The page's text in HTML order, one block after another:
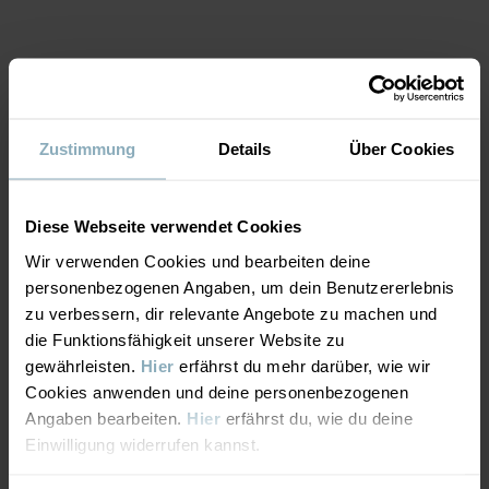
Zustimmung Details Über Cookies
Diese Webseite verwendet Cookies
Wir verwenden Cookies und bearbeiten deine
personenbezogenen Angaben, um dein Benutzererlebnis
zu verbessern, dir relevante Angebote zu machen und
die Funktionsfähigkeit unserer Website zu
gewährleisten. Hier erfährst du mehr darüber, wie wir
Cookies anwenden und deine personenbezogenen
Angaben bearbeiten. Hier erfährst du, wie du deine
Einwilligung widerrufen kannst.
Fabrik:Shunde Gain Rich Garment Co Ltd
Material
5% Elastane
Pflegehinweise
WASCHEN
Maschinenwäsche 40 °C
Bleichen nicht erlaubt
NACHHALTIGKEIT
LIEFERUNG UND RÜCKSENDUNG
Lieferung & Rücksendung
Lieferung
Wir liefern versandkostenfrei ab 69€. Die Lieferzeit beträgt 3–5
Werktagen. Je nachdem, an welche Postleitzahl die Lieferung
DAS KÖNNTE DIR AUCH GEFALLEN